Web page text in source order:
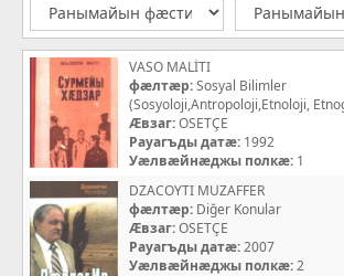
VASO MALİTI
фæлтæр:Sosyal Bilimler
(Sosyoloji,Antropoloji,Etnoloji,
Æвзаг:OSETÇE
Рауагъды датæ: 1992
Уæлвæйнæджы полкæ: 1
DZACOYTI MUZAFFER
фæлтæр: Diğer Konular
Æвзаг:OSETÇE
Рауагъды датæ:2007
Уæлвæйнæджы полкæ:2